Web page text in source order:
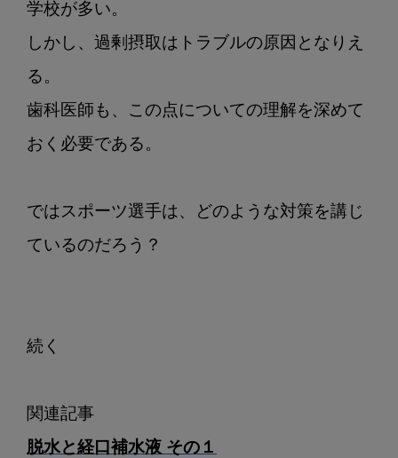
学校が多い。
しかし、過剰摂取はトラブルの原因となりえ
る。
歯科医師も、この点についての理解を深めて
おく必要である。
ではスポーツ選手は、どのような対策を講じ
ているのだろう？
続く
脱水と経口補水液 その１